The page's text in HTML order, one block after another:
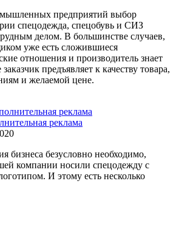
предприятий выбор
спецодежда, спецобувь и СИЗ
делом. В большинстве случаев,
уже есть сложившиеся
отношения и производитель знает
предъявляет к качеству товара,
и желаемой цене.
реклама
бизнеса безусловно необходимо,
компании носили спецодежду с
И этому есть несколько